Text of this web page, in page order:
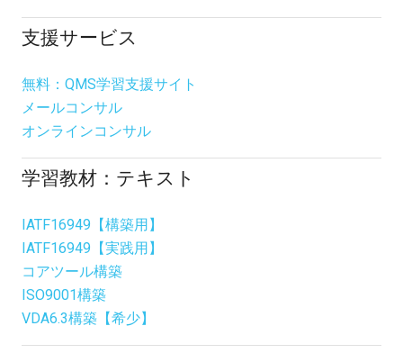
支援サービス
無料：QMS学習支援サイト
メールコンサル
オンラインコンサル
学習教材：テキスト
IATF16949【構築用】
IATF16949【実践用】
コアツール構築
ISO9001構築
VDA6.3構築【希少】